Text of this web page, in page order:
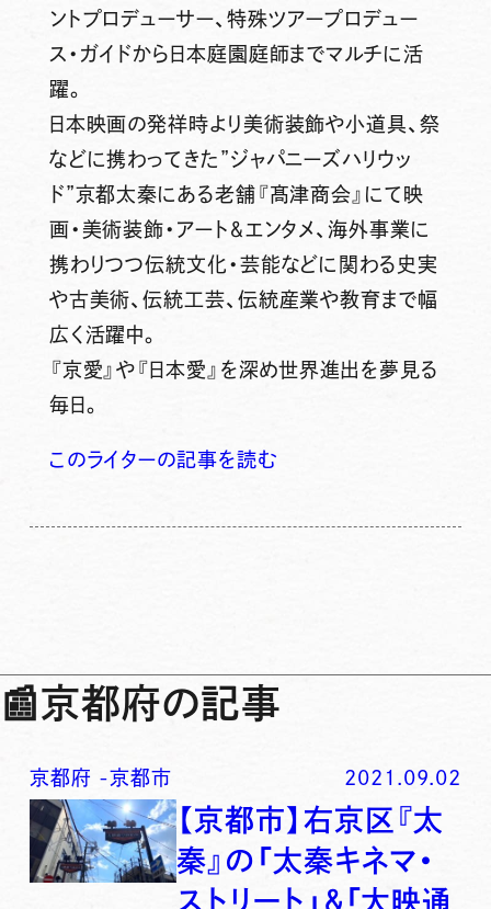
ントプロデューサー、特殊ツアープロデュー
ス・ガイドから日本庭園庭師までマルチに活
躍。
日本映画の発祥時より美術装飾や小道具、祭
などに携わってきた”ジャパニーズハリウッ
ド”京都太秦にある老舗『髙津商会』にて映
画・美術装飾・アート＆エンタメ、海外事業に
携わりつつ伝統文化・芸能などに関わる史実
や古美術、伝統工芸、伝統産業や教育まで幅
広く活躍中。
『京愛』や『日本愛』を深め世界進出を夢見る
毎日。
このライターの記事を読む
📰京都府の記事
京都府 -京都市 2021.09.02
【京都市】右京区『太
秦』の「太秦キネマ・
ストリート」＆「大映通